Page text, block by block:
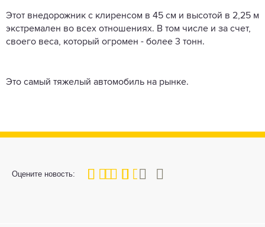
Этот внедорожник с клиренсом в 45 см и высотой в 2,25 м
экстремален во всех отношениях. В том числе и за счет,
своего веса, который огромен - более 3 тонн.
Это самый тяжелый автомобиль на рынке.
Оцените новость:
60
1 3 4 5